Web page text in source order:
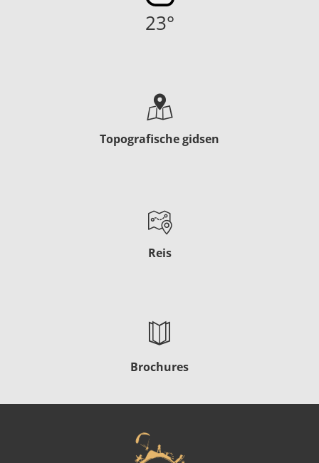
23°
Topografische gidsen
Reis
Brochures